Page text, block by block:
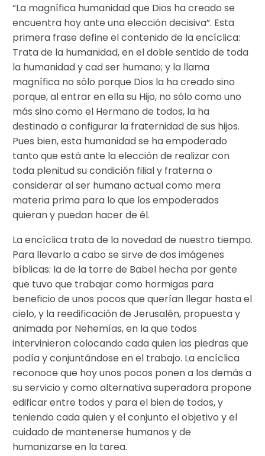
“La magnífica humanidad que Dios ha creado se
encuentra hoy ante una elección decisiva”. Esta
primera frase define el contenido de la encíclica:
Trata de la humanidad, en el doble sentido de toda
la humanidad y cad ser humano; y la llama
magnífica no sólo porque Dios la ha creado sino
porque, al entrar en ella su Hijo, no sólo como uno
más sino como el Hermano de todos, la ha
destinado a configurar la fraternidad de sus hijos.
Pues bien, esta humanidad se ha empoderado
tanto que está ante la elección de realizar con
toda plenitud su condición filial y fraterna o
considerar al ser humano actual como mera
materia prima para lo que los empoderados
quieran y puedan hacer de él.
La encíclica trata de la novedad de nuestro tiempo.
Para llevarlo a cabo se sirve de dos imágenes
bíblicas: la de la torre de Babel hecha por gente
que tuvo que trabajar como hormigas para
beneficio de unos pocos que querían llegar hasta el
cielo, y la reedificación de Jerusalén, propuesta y
animada por Nehemías, en la que todos
intervinieron colocando cada quien las piedras que
podía y conjuntándose en el trabajo. La encíclica
reconoce que hoy unos pocos ponen a los demás a
su servicio y como alternativa superadora propone
edificar entre todos y para el bien de todos, y
teniendo cada quien y el conjunto el objetivo y el
cuidado de mantenerse humanos y de
humanizarse en la tarea.